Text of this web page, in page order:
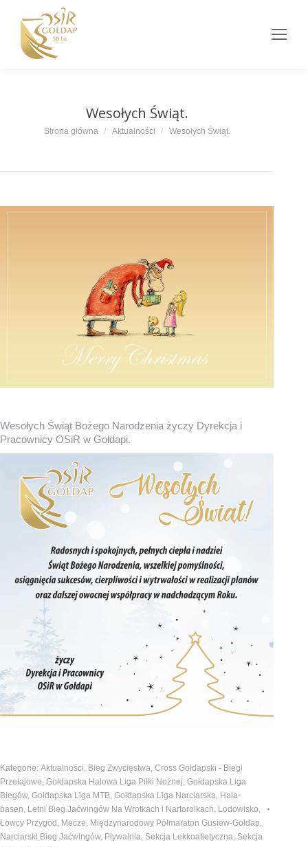
Wesołych Świąt.
Jesteś tutaj:
Strona główna Aktualności Wesołych Świąt.
Wesołych Świąt Bożego Narodzenia życzy Dyrekcja i
Pracownicy OSiR w Gołdapi.
Kategorie: Aktualności Bieg Zwycięstwa Cross Gołdapski - Biegi
Przełajowe Gołdapska Halowa Liga Piłki Nożnej Gołdapska Liga
Biegów, Gołdapska Liga MTB Gołdapska Liga Narciarska Hala-
basen Letni Bieg Jaćwingów Na Wrotkach i Nartorolkach Lodowisko
Łowcy Przygód Mecze Międzynarodowy Półmaraton Gusiew-Gołdap
Narciarski Bieg Jaćwingów, Pływalnia Sekcja Lekkoatletyczna Sekcja